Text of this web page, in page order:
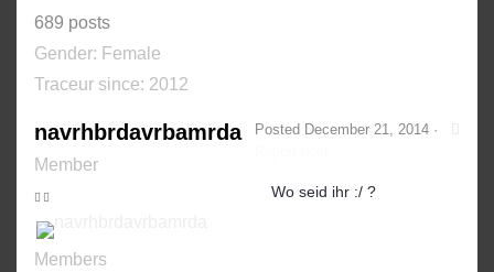
689 posts
Gender: Female
Traceur since: 2012
navrhbrdavrbamrda
Member
Members
Posted December 21, 2014 ·
Wo seid ihr :/ ?